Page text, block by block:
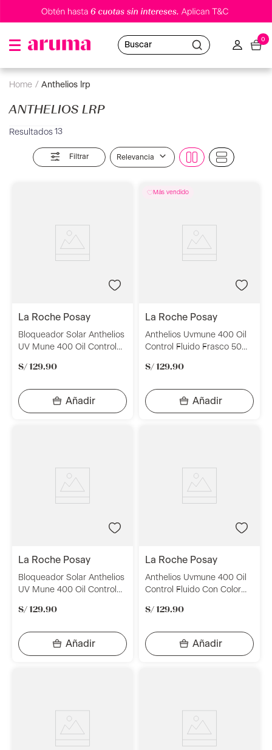
Buscar
0
anthelios lrp
ANTHELIOS LRP
13
Filtrar Relevancia
la roche posay
Bloqueador Solar Anthelios
UV Mune 400 Oil Control
SPF50+ 50ml La Roche
S/ 129.90
la roche posay
Anthelios Uvmune 400 Oil
Control Fluido Frasco 50ml
Roche Posay
S/ 129.90
la roche posay
Bloqueador Solar Anthelios
UV Mune 400 Oil Control
SPF50+ 50ml La Roche
S/ 129.90
la roche posay
Anthelios Uvmune 400 Oil
Control Fluido Con Color
Solar - La Roche Posay
S/ 129.90